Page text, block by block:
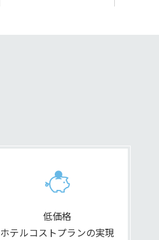
低価格
ホテルコストプランの実現